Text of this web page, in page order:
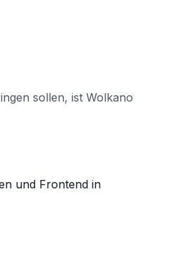
sollen, ist Wolkano
und Frontend in